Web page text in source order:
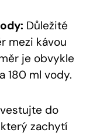
Důležité
mezi kávou
je obvykle
180 ml vody.
do
zachytí